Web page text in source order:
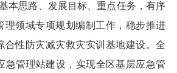
本思路、发展目标、重点任务，有序
理领域专项规划编制工作，稳步推进
合性防灾减灾救灾实训基地建设。全
急管理站建设，实现全区基层应急管